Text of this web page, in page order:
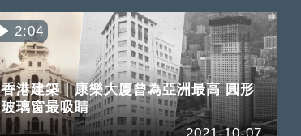
2:04
香港建築｜康樂大廈曾為亞洲最高 圓形
玻璃窗最吸睛